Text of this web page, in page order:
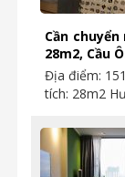
Cần
28m2, Cầu
Địa điểm:
tích: 28m2